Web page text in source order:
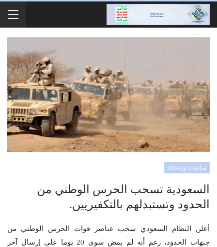
متابعات وصحافة
السعودية تسحب الحرس الوطني من
الحدود وتستبدلهم بالتكفيريين.
أعلن النظام السعودي سحب عناصر قوات الحرس الوطني من
جبهات الحدود، رغم أنه لم يمض سوى 20 يوما على إرسال آخر